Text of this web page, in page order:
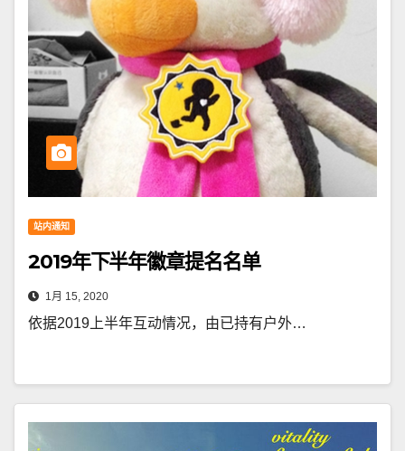
站内通知
2019年下半年徽章提名名单
1月 15, 2020
依据2019上半年互动情况，由已持有户外…